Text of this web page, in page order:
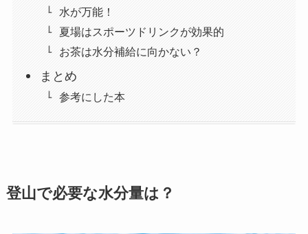
水が万能！
夏場はスポーツドリンクが効果的
お茶は水分補給に向かない？
まとめ
参考にした本
登山で必要な水分量は？